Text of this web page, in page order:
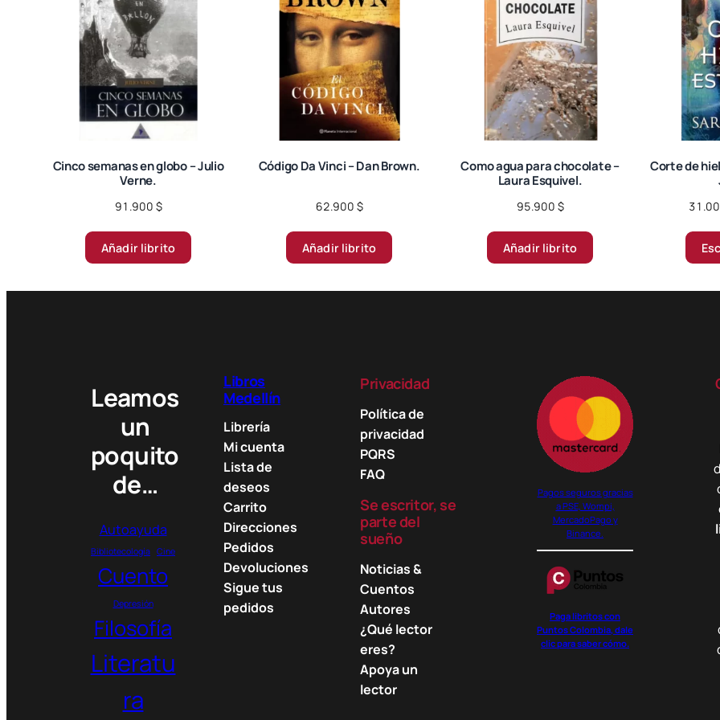
Cinco semanas en globo – Julio
Verne.
91.900 $
Añadir librito
Código Da Vinci – Dan Brown.
62.900 $
Añadir librito
Como agua para chocolate –
Laura Esquivel.
95.900 $
Añadir librito
Corte de
Leamos
un
poquito
de…
Autoayuda
Bibliotecología Cine
Cuento
Depresión
Filosofía
Literatu
ra
Libros
Medellín
Librería
Mi cuenta
Lista de
deseos
Carrito
Direcciones
Pedidos
Devoluciones
Sigue tus
pedidos
Privacidad
Política de
privacidad
PQRS
FAQ
Se escritor, se
parte del
sueño
Noticias &
Cuentos
Autores
¿Qué lector
eres?
Apoya un
lector
Pagos seguros gracias
a PSE, Wompi,
MercadoPago y
Binance.
Paga libritos con
Puntos Colombia, dale
clic para saber cómo.